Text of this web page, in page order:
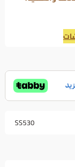
SS530